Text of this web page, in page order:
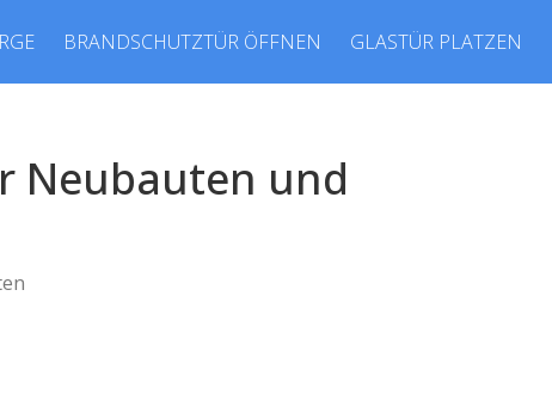
BRANDSCHUTZTÜR ÖFFNEN GLASTÜR PLATZEN
Neubauten und